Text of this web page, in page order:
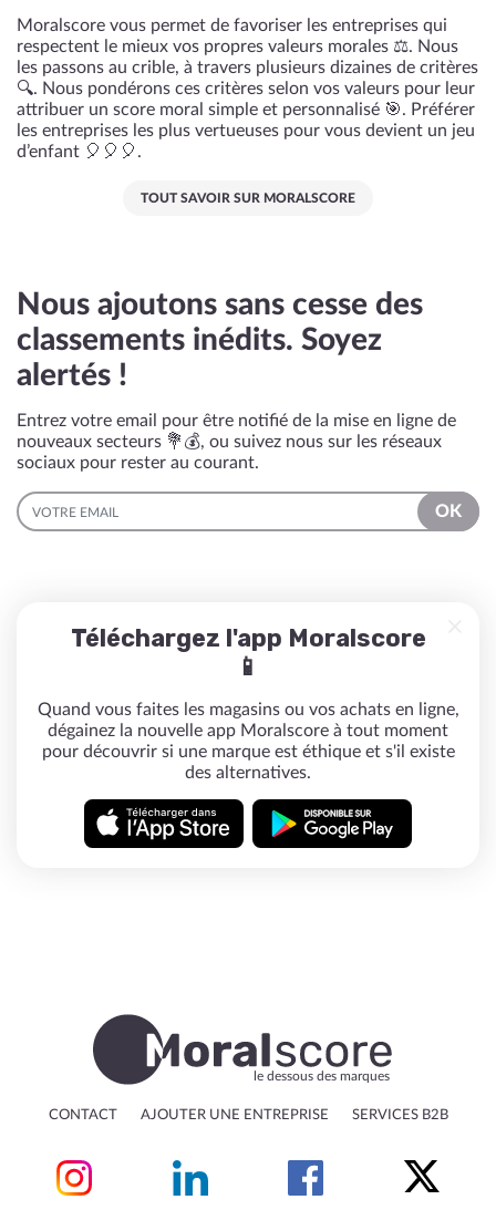
Moralscore vous permet de favoriser les entreprises qui
respectent le mieux vos propres valeurs morales ⚖️. Nous
les passons au crible, à travers plusieurs dizaines de critères
🔍. Nous pondérons ces critères selon vos valeurs pour leur
attribuer un score moral simple et personnalisé 🎯. Préférer
les entreprises les plus vertueuses pour vous devient un jeu
d’enfant 🎈🎈🎈.
TOUT SAVOIR SUR MORALSCORE
Nous ajoutons sans cesse des
classements inédits. Soyez
alertés !
Entrez votre email pour être notifié de la mise en ligne de
nouveaux secteurs 💐💰, ou suivez nous sur les réseaux
sociaux pour rester au courant.
EMAIL
OK
Téléchargez l'app Moralscore
📱
Quand vous faites les magasins ou vos achats en ligne,
dégainez la nouvelle app Moralscore à tout moment
pour découvrir si une marque est éthique et s'il existe
des alternatives.
le dessous des marques
CONTACT AJOUTER UNE ENTREPRISE SERVICES B2B